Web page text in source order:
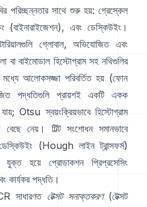
পরিচ্ছন্নতার সাথে শুরু হয়: গ্রেস্কেল
(বাইনারাইজেশন), এবং ডেস্কিউইং।
গ্লোবাল, অভিযোজিত এবং
বাইমোডাল হিস্টোগ্রাম সহ নথিগুলির
আলোকসজ্জা পরিবর্তিত হয় (ফোন
পদ্ধতিগুলি প্রায়শই একটি একক
যায়; Otsu স্বয়ংক্রিয়ভাবে হিস্টোগ্রাম
নেয়। টিল্ট সংশোধন সমানভাবে
(Hough লাইন ট্রান্সফর্ম)
যুক্ত হয়ে প্রোডাকশন প্রিপ্রসেসিং
কার্যকর পদ্ধতি।
সাধারণত টেক্সট সনাক্তকরণ(টেক্সট